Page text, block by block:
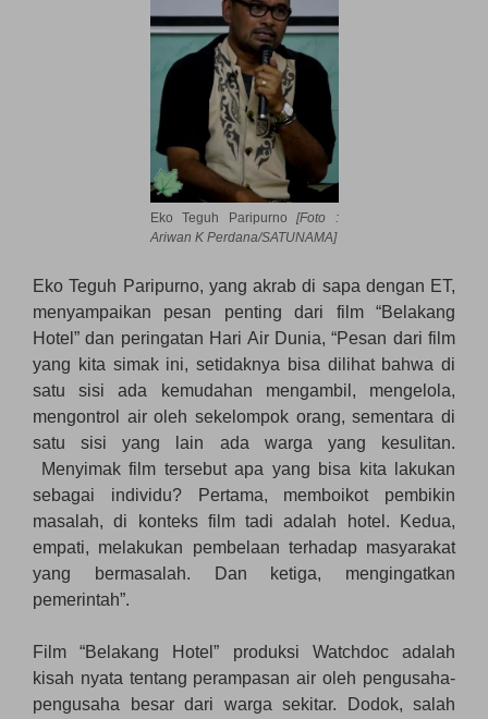
Eko Teguh Paripurno [Foto :
Ariwan K Perdana/SATUNAMA]
Eko Teguh Paripurno, yang akrab di sapa dengan ET,
menyampaikan pesan penting dari film “Belakang
Hotel” dan peringatan Hari Air Dunia, “Pesan dari film
yang kita simak ini, setidaknya bisa dilihat bahwa di
satu sisi ada kemudahan mengambil, mengelola,
mengontrol air oleh sekelompok orang, sementara di
satu sisi yang lain ada warga yang kesulitan.
Menyimak film tersebut apa yang bisa kita lakukan
sebagai individu? Pertama, memboikot pembikin
masalah, di konteks film tadi adalah hotel. Kedua,
empati, melakukan pembelaan terhadap masyarakat
yang bermasalah. Dan ketiga, mengingatkan
pemerintah”.
Film “Belakang Hotel” produksi Watchdoc adalah
kisah nyata tentang perampasan air oleh pengusaha-
pengusaha besar dari warga sekitar. Dodok, salah